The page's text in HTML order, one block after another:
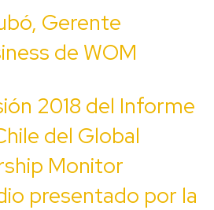
Gerente
de WOM
2018 del Informe
del Global
Monitor
presentado por la